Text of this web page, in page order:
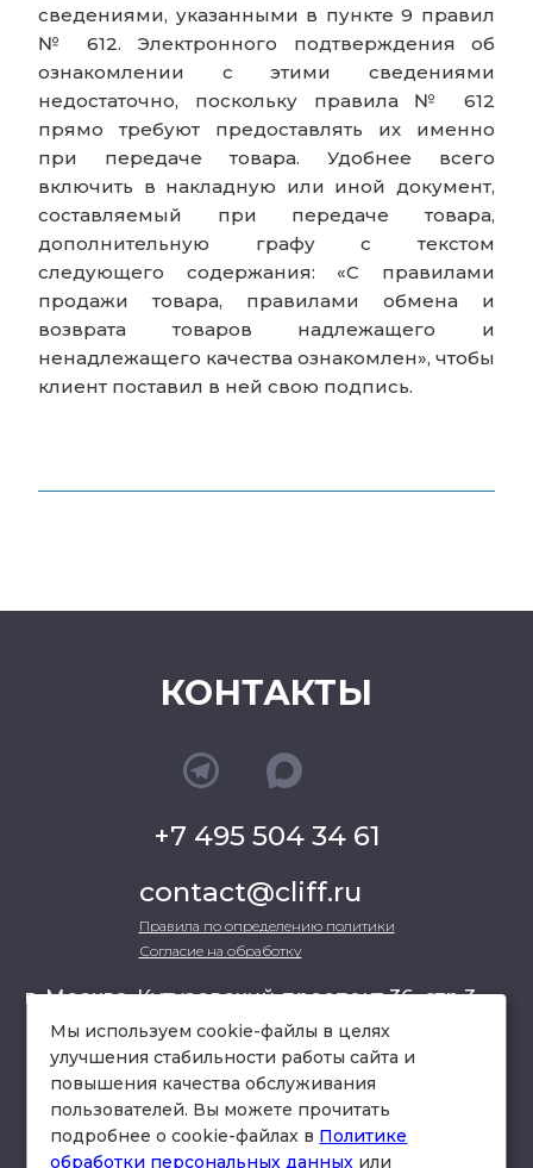
сведениями, указанными в пункте 9 правил
№ 612. Электронного подтверждения об
ознакомлении с этими сведениями
недостаточно, поскольку правила № 612
прямо требуют предоставлять их именно
при передаче товара. Удобнее всего
включить в накладную или иной документ,
составляемый при передаче товара,
дополнительную графу с текстом
следующего содержания: «С правилами
продажи товара, правилами обмена и
возврата товаров надлежащего и
ненадлежащего качества ознакомлен», чтобы
клиент поставил в ней свою подпись.
КОНТАКТЫ
+7 495 504 34 61
contact@cliff.ru
Правила по определению политики
Согласие на обработку
г. Москва, Кутузовский проспект 36, стр.3 ,
офис 301
схема проезда
Мы используем cookie-файлы в целях
улучшения стабильности работы сайта и
повышения качества обслуживания
пользователей. Вы можете прочитать
подробнее о cookie-файлах в Политике
обработки персональных данных или